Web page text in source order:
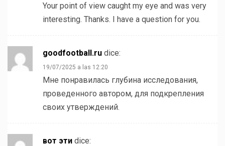
Your point of view caught my eye and was very
interesting. Thanks. I have a question for you.
goodfootball.ru dice:
19/07/2025 a las 12:20
Мне понравилась глубина исследования,
проведенного автором, для подкрепления
своих утверждений.
вот эти dice: